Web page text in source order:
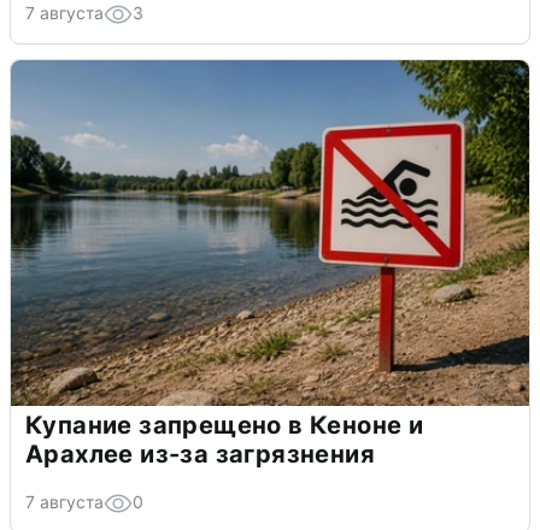
7 августа 3
Купание запрещено в Кеноне и
Арахлее из-за загрязнения
7 августа 0